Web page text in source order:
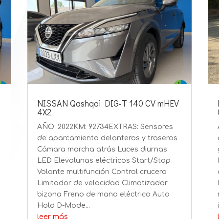
NISSAN Qashqai DIG-T 140 CV mHEV
4X2
AÑO: 2022KM: 92734EXTRAS: Sensores
de aparcamiento delanteros y traseros
Cámara marcha atrás Luces diurnas
LED Elevalunas eléctricos Start/Stop
Volante multifunción Control crucero
Limitador de velocidad Climatizador
bizona Freno de mano eléctrico Auto
Hold D-Mode...
leer más